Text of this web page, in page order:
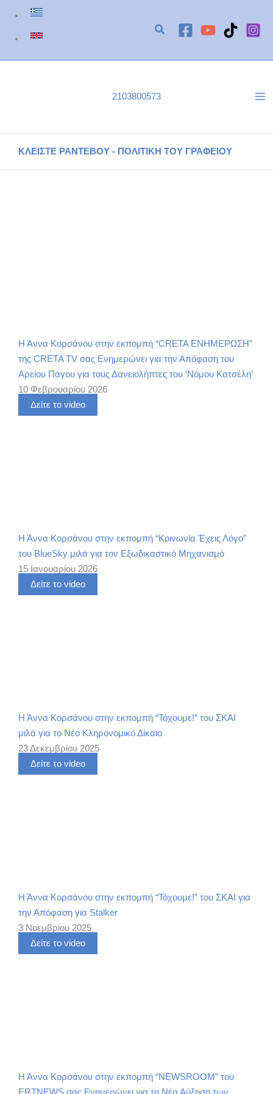
Μετάβαση
περιεχόμενο
2103800573
ΚΛΕΙΣΤΕ ΡΑΝΤΕΒΟΥ - ΠΟΛΙΤΙΚΗ ΤΟΥ ΓΡΑΦΕΙΟΥ
Η Άννα Κορσάνου στην εκπομπή “CRETA ΕΝΗΜΕΡΩΣΗ”
της CRETA TV σας Ενημερώνει για την Απόφαση του
Αρείου Πάγου για τους Δανειολήπτες του ‘Νόμου Κατσέλη’
10 Φεβρουαρίου 2026
Δείτε το video
Η Άννα Κορσάνου στην εκπομπή “Κοινωνία Έχεις Λόγο”
του BlueSky μιλά για τον Εξωδικαστικό Μηχανισμό
15 Ιανουαρίου 2026
Δείτε το video
Η Άννα Κορσάνου στην εκπομπή “Τόχουμε!” του ΣΚΑΙ
μιλά για το Νέο Κληρονομικό Δίκαιο
23 Δεκεμβρίου 2025
Δείτε το video
Η Άννα Κορσάνου στην εκπομπή “Τόχουμε!” του ΣΚΑΙ για
την Απόφαση για Stalker
3 Νοεμβρίου 2025
Δείτε το video
Η Άννα Κορσάνου στην εκπομπή “NEWSROOM” του
ERTNEWS σας Ενημερώνει για τη Νέα Αύξηση των